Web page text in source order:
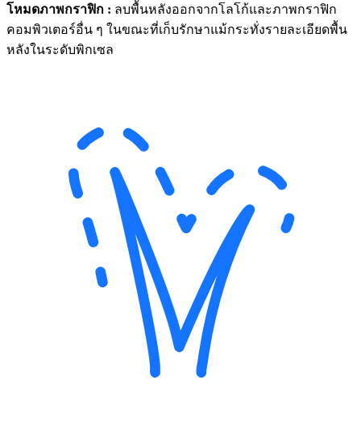
โหมดภาพกราฟิก : ลบพื้นหลังออกจากโลโก้และภาพกราฟิก
คอมพิวเตอร์อื่น ๆ ในขณะที่เก็บรักษาแม้กระทั่งรายละเอียดพื้น
หลังในระดับพิกเซล